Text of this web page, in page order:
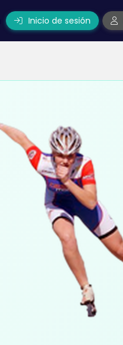
Inicio de sesión